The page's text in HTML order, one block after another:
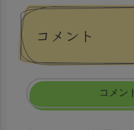
コメント
コメン